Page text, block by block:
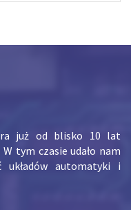
już od blisko 10 lat
tym czasie udało nam
układów automatyki i